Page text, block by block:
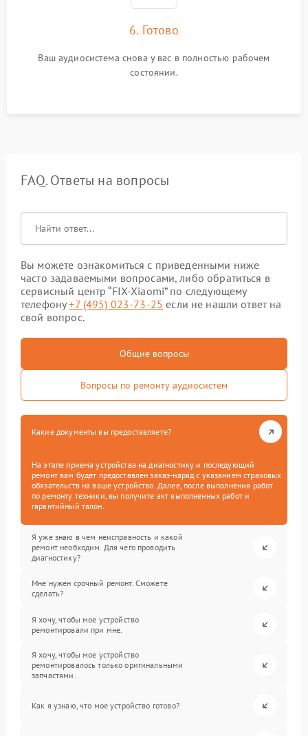
6. Готово
Ваш аудиосистема снова у вас в полностью рабочем
состоянии.
FAQ. Ответы на вопросы
Вы можете ознакомиться с приведенными ниже
часто задаваемыми вопросами, либо обратиться в
сервисный центр “FIX-Xiaomi” по следующему
телефону+7 (495) 023-73-25 если не нашли ответ на
свой вопрос.
Общие вопросы
Вопросы по ремонту аудиосистем
Какие документы вы предоставляете?
На этапе приема устройства на диагностику и последующий
ремонт вам будет предоставлен заказ-наряд с указанием страховых
обязательств на ваше устройство. Далее, после выполнения работ
по ремонту техники, вы получите акт выполненных работ и
гарантийный талон.
Я уже знаю в чем неисправность и какой
ремонт необходим. Для чего проводить
диагностику?
Мне нужен срочный ремонт. Сможете
сделать?
Я хочу, чтобы мое устройство
ремонтировали при мне.
Я хочу, чтобы мое устройство
ремонтировалось только оригинальными
запчастями.
Как я узнаю, что мое устройство готово?